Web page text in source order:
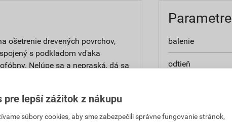
ošetrenie drevených povrchov,
s podkladom vďaka
Nelúpe sa a nepraská, dá sa
počasia, vlhkosťou a UV
ODŠEĎOVAČ DREVA.
Parametre
balenie
odtieň
pre lepší zážitok z nákupu
súbory cookies, aby sme zabezpečili správne fungovanie stránok,